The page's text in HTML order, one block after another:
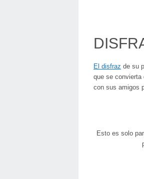
El disfraz de su
que se convierta
con sus amigos
Esto es solo